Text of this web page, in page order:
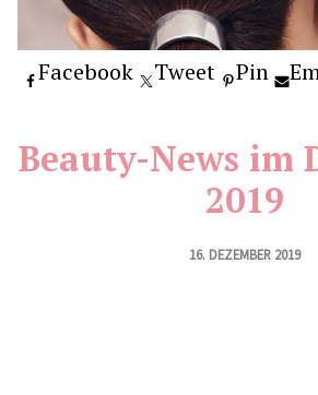
Facebook Tweet Pin
Beauty-News im
2019
16. DEZEMBER 2019